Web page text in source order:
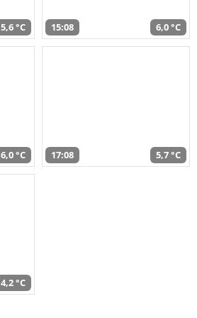
5,6 °C 15:08 6,0 °C
6,0 °C 17:08 5,7 °C
4,2 °C